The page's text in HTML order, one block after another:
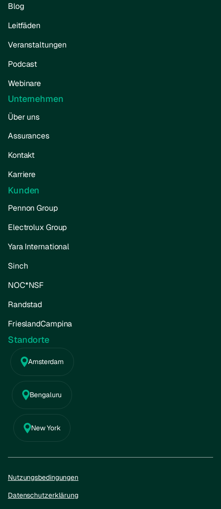
Blog
Leitfäden
Veranstaltungen
Podcast
Webinare
Unternehmen
Über uns
Assurances
Kontakt
Karriere
Kunden
Pennon Group
Electrolux Group
Yara International
Sinch
NOC*NSF
Randstad
FrieslandCampina
Standorte
Amsterdam
Bengaluru
New York
Nutzungsbedingungen
Datenschutzerklärung